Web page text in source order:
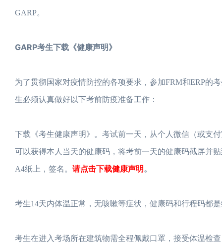
GARP。
GARP考生下载《健康声明》
为了贯彻国家对疫情防控的各项要求，参加FRM和ERP的
生必须认真做好以下考前防疫准备工作：
下载《考生健康声明》。考试前一天，从个人微信（或支
可以获得本人当天的健康码，将考前一天的健康码截屏并
A4纸上，签名。 请点击下载健康声明。
考生14天内体温正常，无咳嗽等症状，健康码和行程码都
考生在进入考场所在建筑物需全程佩戴口罩，接受体温检